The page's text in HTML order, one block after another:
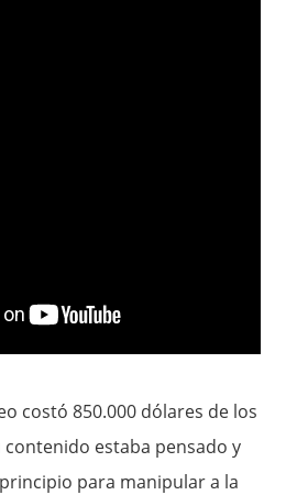
costó 850.000 dólares de los
contenido estaba pensado y
para manipular a la